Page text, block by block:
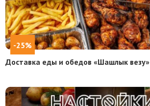
-25%
Доставка еды и обедов «Шашлык везу»